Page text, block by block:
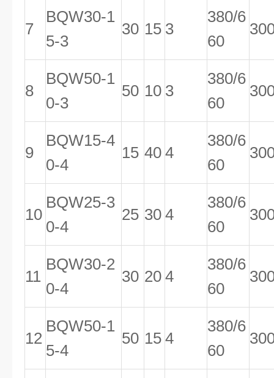
7
BQW30-1
5-3
30 15 3
380/6
60
8
BQW50-1
0-3
50 10 3
380/6
60
9
BQW15-4
0-4
15 40 4
380/6
60
10
BQW25-3
0-4
25 30 4
380/6
60
11
BQW30-2
0-4
30 20 4
380/6
60
12
BQW50-1
5-4
50 15 4
380/6
60